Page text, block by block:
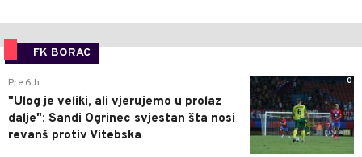
FK BORAC
0
Pre 6 h
"Ulog je veliki, ali vjerujemo u prolaz
dalje": Sandi Ogrinec svjestan šta nosi
revanš protiv Vitebska